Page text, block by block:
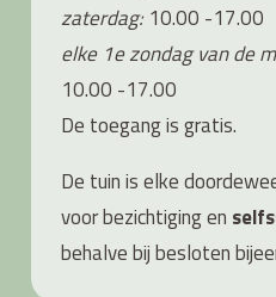
zaterdag: 10.00 -17.00
elke 1e zondag van de
10.00 -17.00
De toegang is gratis.
De tuin is elke
voor bezichtiging en s
behalve bij besloten